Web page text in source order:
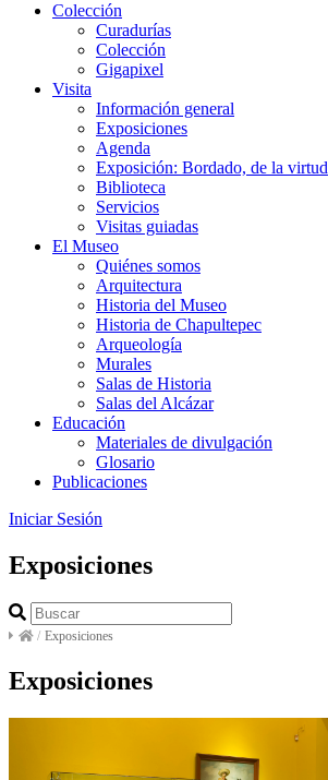
Colección
Curadurías
Colección
Gigapixel
Visita
Información general
Exposiciones
Agenda
Exposición: Bordado, de la virtud
Biblioteca
Servicios
Visitas guiadas
El Museo
Quiénes somos
Arquitectura
Historia del Museo
Historia de Chapultepec
Arqueología
Murales
Salas de Historia
Salas del Alcázar
Educación
Materiales de divulgación
Glosario
Publicaciones
Iniciar Sesión
Exposiciones
/ Exposiciones
Exposiciones